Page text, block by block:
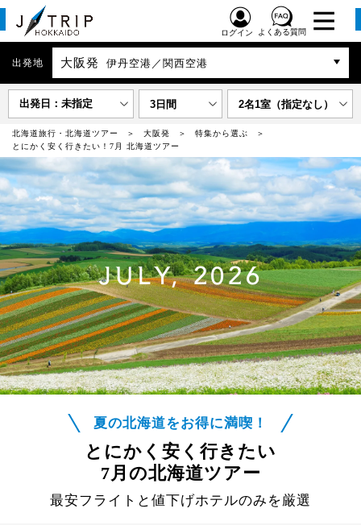
ログイン よくある質問
出発地 大阪発 伊丹空港／関西空港
出発日：未指定 3日間 2名1室（指定なし）
北海道旅行・北海道ツアー 大阪発
特集から選ぶ
とにかく安く行きたい！7月 北海道ツアー
JULY, 2026
夏の北海道をお得に満喫！
とにかく安く行きたい
7月の北海道ツアー
最安フライトと値下げホテルのみを厳選